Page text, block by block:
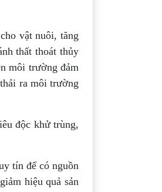
vật nuôi, tăng
thất thoát thủy
môi trường đảm
ra môi trường
độc khử trùng,
tín để có nguồn
hiệu quả sản